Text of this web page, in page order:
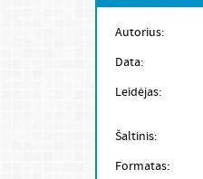
Autorius:
Data:
Leidėjas:
Šaltinis:
Formatas: